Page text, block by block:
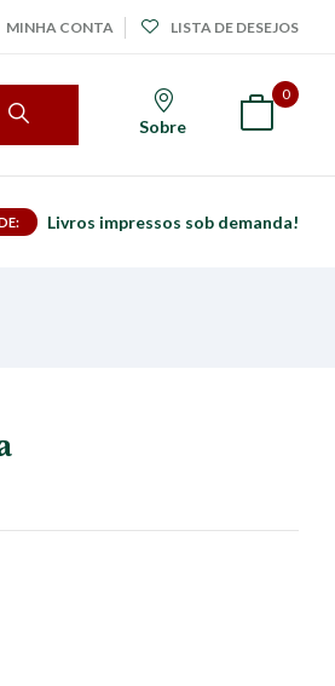
MINHA CONTA LISTA DE DESEJOS
Sobre
0
Livros impressos sob demanda!